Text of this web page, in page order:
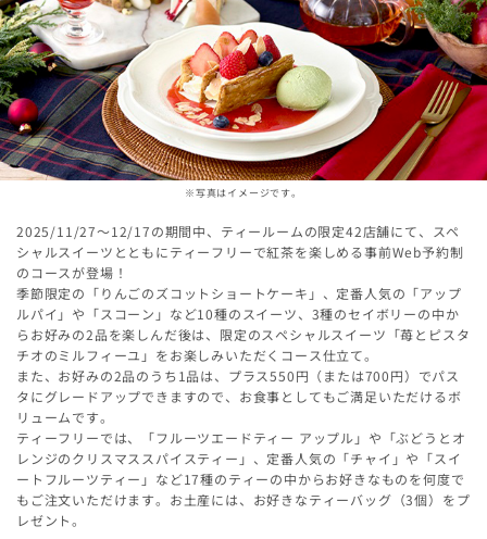
※写真はイメージです。
2025/11/27～12/17の期間中、ティールームの限定42店舗にて、スペ
シャルスイーツとともにティーフリーで紅茶を楽しめる事前Web予約制
のコースが登場！
季節限定の「りんごのズコットショートケーキ」、定番人気の「アップ
ルパイ」や「スコーン」など10種のスイーツ、3種のセイボリーの中か
らお好みの2品を楽しんだ後は、限定のスペシャルスイーツ「苺とピスタ
チオのミルフィーユ」をお楽しみいただくコース仕立て。
また、お好みの2品のうち1品は、プラス550円（または700円）でパス
タにグレードアップできますので、お食事としてもご満足いただけるボ
リュームです。
ティーフリーでは、「フルーツエードティー アップル」や「ぶどうとオ
レンジのクリスマススパイスティー」、定番人気の「チャイ」や「スイ
ートフルーツティー」など17種のティーの中からお好きなものを何度で
もご注文いただけます。お土産には、お好きなティーバッグ（3個）をプ
レゼント。